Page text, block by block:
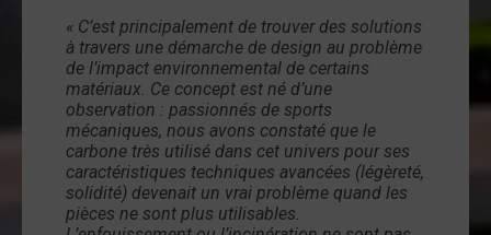
« C’est principalement de trouver des solutions
à travers une démarche de design au problème
de l’impact environnemental de certains
matériaux. Ce concept est né d’une
observation : passionnés de sports
mécaniques, nous avons constaté que le
carbone très utilisé dans cet univers pour ses
caractéristiques techniques avancées (légèreté,
solidité) devenait un vrai problème quand les
pièces ne sont plus utilisables.